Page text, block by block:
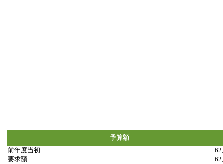
予算額
前年度当初
要求額